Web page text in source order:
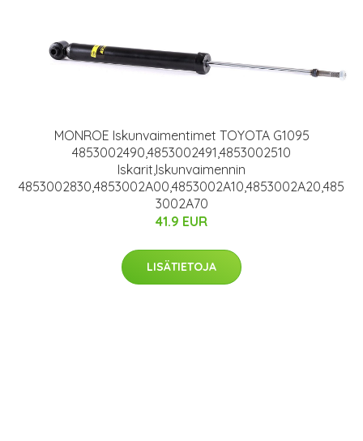
MONROE Iskunvaimentimet TOYOTA G1095
4853002490,4853002491,4853002510
Iskarit,Iskunvaimennin
4853002830,4853002A00,4853002A10,4853002A20,485
3002A70
41.9 EUR
LISÄTIETOJA